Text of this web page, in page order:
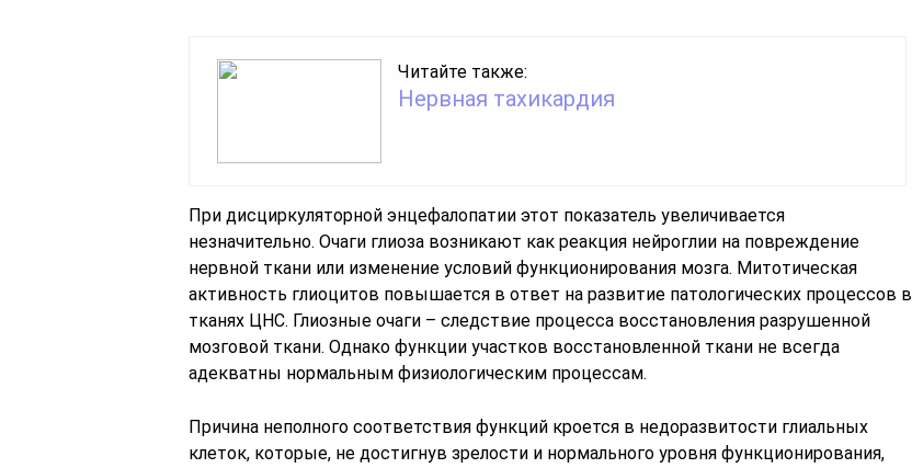
Читайте также:
Нервная тахикардия
При дисциркуляторной энцефалопатии этот показатель увеличивается
незначительно. Очаги глиоза возникают как реакция нейроглии на повреждение
нервной ткани или изменение условий функционирования мозга. Митотическая
активность глиоцитов повышается в ответ на развитие патологических процессов в
тканях ЦНС. Глиозные очаги – следствие процесса восстановления разрушенной
мозговой ткани. Однако функции участков восстановленной ткани не всегда
адекватны нормальным физиологическим процессам.
Причина неполного соответствия функций кроется в недоразвитости глиальных
клеток, которые, не достигнув зрелости и нормального уровня функционирования,